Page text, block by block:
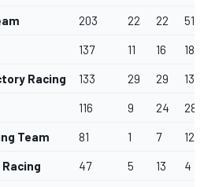
203 22 22 51
137 11 16 18
Racing 133 29 29 13
116 9 24 28
Team 81 1 7 12
47 5 13 4